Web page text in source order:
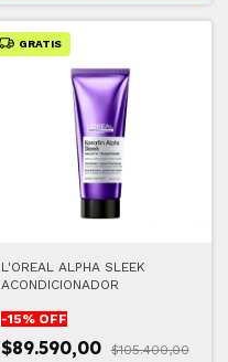
GRATIS
L'OREAL ALPHA SLEEK
ACONDICIONADOR
-15% OFF
$89.590,00
$105.400,00